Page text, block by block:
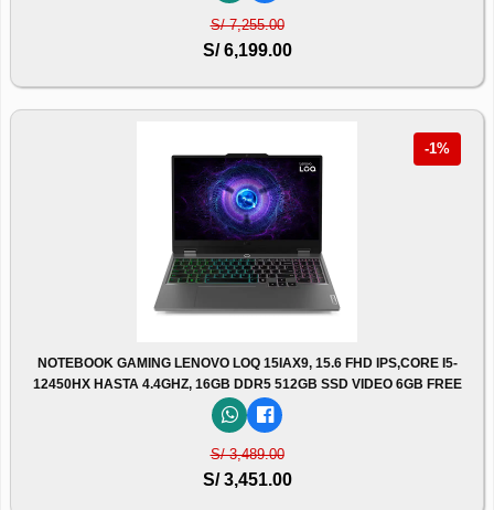
S/ 7,255.00
S/ 6,199.00
-1%
NOTEBOOK GAMING LENOVO LOQ 15IAX9, 15.6 FHD IPS,CORE I5-
12450HX HASTA 4.4GHZ, 16GB DDR5 512GB SSD VIDEO 6GB FREE
S/ 3,489.00
S/ 3,451.00